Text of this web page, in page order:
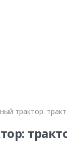
трактор: